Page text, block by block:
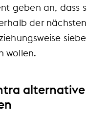
geben an, dass
der
wollen.
alternative